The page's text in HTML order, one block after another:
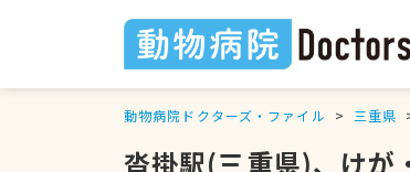
動物病院ドクターズ・ファイル 三重県
沓掛駅(三重県)、けが